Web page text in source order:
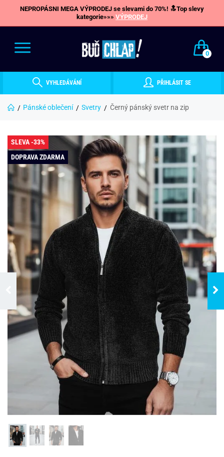
NEPROPÁSNI MEGA VÝPRODEJ se slevami do 70%! 🔝Top slevy
kategorie»»» VÝPRODEJ
0
VYHLEDÁVÁNÍ PŘIHLÁSIT SE
Pánské oblečení Svetry Černý pánský svetr na zip
SLEVA -33%
DOPRAVA ZDARMA